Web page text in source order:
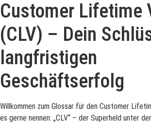
Customer Lifetime
(CLV) – Dein
langfristigen
Geschäftserfolg
Willkommen zum Glossar für den Customer
es gerne nennen: „CLV“ – der Superheld unter